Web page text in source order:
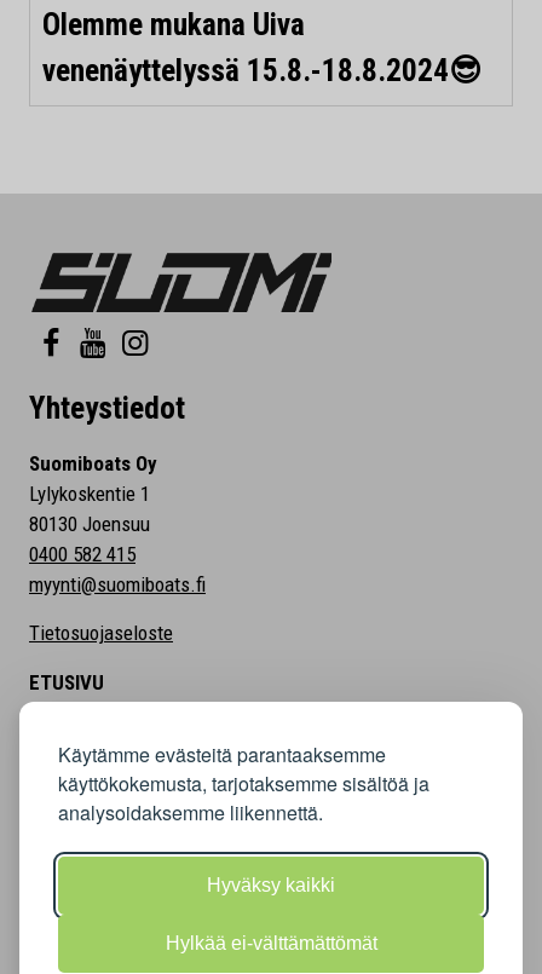
Käytämme evästeitä parantaaksemme
käyttökokemusta, tarjotaksemme sisältöä ja
analysoidaksemme liikennettä.
Hyväksy kaikki
Hylkää ei-välttämättömät
Olemme mukana Uiva
venenäyttelyssä 15.8.-18.8.2024😎
Yhteystiedot
Suomiboats Oy
Lylykoskentie 1
80130 Joensuu
0400 582 415
myynti@suomiboats.fi
Tietosuojaseloste
ETUSIVU
HINNASTO
RAHOITUS
UUTISET
MEISTÄ